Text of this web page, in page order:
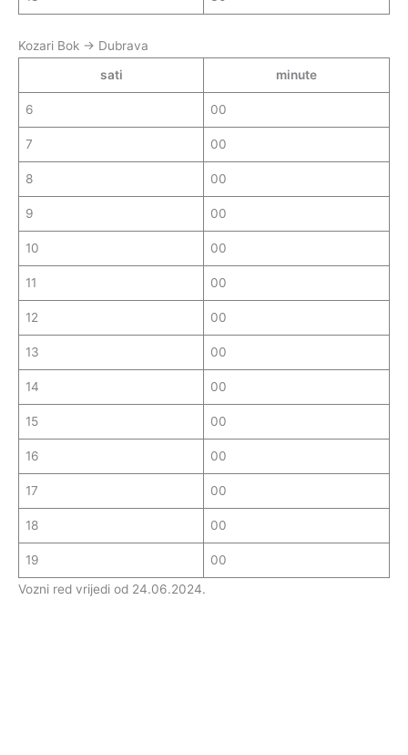
Kozari Bok → Dubrava
sati
minute
6 00
7 00
8 00
9 00
10 00
11 00
12 00
13 00
14 00
15 00
16 00
17 00
18 00
19
00
Vozni red vrijedi od 24.06.2024.